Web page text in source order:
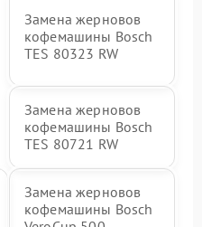
Замена жерновов
кофемашины Bosch
TES 80323 RW
Замена жерновов
кофемашины Bosch
TES 80721 RW
Замена жерновов
кофемашины Bosch